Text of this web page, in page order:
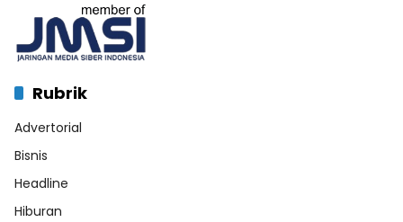
Rubrik
Advertorial
Bisnis
Headline
Hiburan